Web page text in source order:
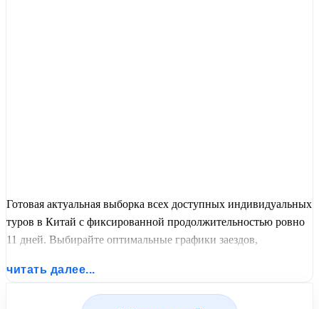
Готовая актуальная выборка всех доступных индивидуальных
туров в Китай с фиксированной продолжительностью ровно
11 дней. Выбирайте оптимальные графики заездов,
отдых по лучшим ценам.
читать далее...